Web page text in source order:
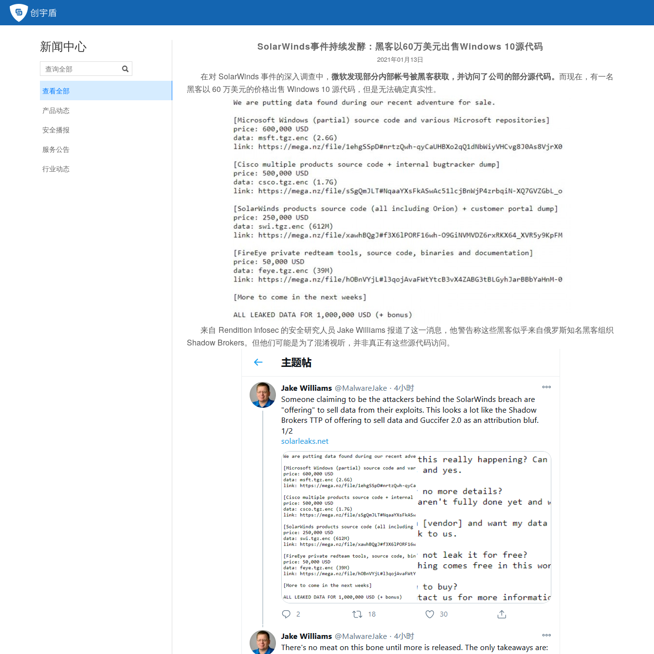
新闻中心
查看全部
产品动态
安全播报
服务公告
行业动态
SolarWinds事件持续发酵：黑客以60万美元出售Windows 10源代码
2021年01月13日
在对 SolarWinds 事件的深入调查中，微软发现部分内部帐号被黑客获取，并访问了公司的部分源代码。 而现在，有一名
黑客以 60 万美元的价格出售 Windows 10 源代码，但是无法确定真实性。
来自 Rendition Infosec 的安全研究人员 Jake Williams 报道了这一消息，他警告称这些黑客似乎来自俄罗斯知名黑客组织
Shadow Brokers。但他们可能是为了混淆视听，并非真正有这些源代码访问。